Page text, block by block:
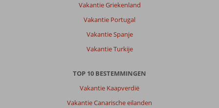
Vakantie Griekenland
Vakantie Portugal
Vakantie Spanje
Vakantie Turkije
TOP 10 BESTEMMINGEN
Vakantie Kaapverdië
Vakantie Canarische eilanden